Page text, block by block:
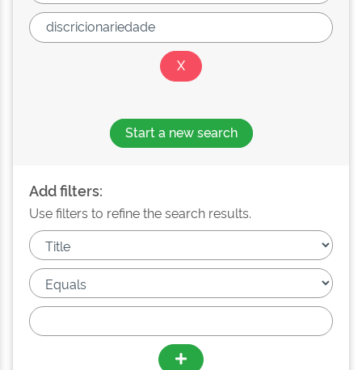
Start a new search
Add filters:
Use filters to refine the search results.